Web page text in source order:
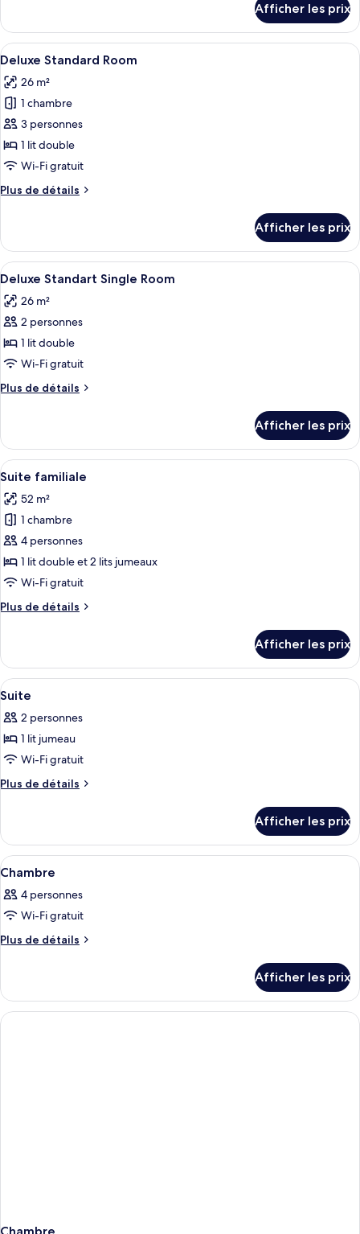
de
chambre :
Chambre
Chambre
Afficher les prix
Afficher
toutes
les
photos
pour
ce
type
chambre :
Room
Une chambre d’hôtel avec deux lits,
5
Deluxe Standard Room
26 m²
1 chambre
3 personnes
1 lit double
Wi-Fi gratuit
Plus de détails
Plus
Deluxe
Standard
Room
Afficher les prix
Afficher
toutes
les
photos
pour
ce
type
de
Deluxe
Standart
Single
Room
Une chambre d’hôtel avec deux lits,
5
Deluxe Standart Single Room
26 m²
2 personnes
1 lit double
Wi-Fi gratuit
Plus de détails
Plus
Deluxe
Standart
Single
Afficher les prix
Afficher
toutes
les
photos
pour
ce
type
chambre :
Une chambre d’hôtel avec deux
6
Suite familiale
52 m²
1 chambre
4 personnes
1 lit double et 2 lits jumeaux
Wi-Fi gratuit
Plus de détails
Plus
Suite
familiale
Afficher les prix
Afficher
toutes
les
photos
pour
ce
chambre :
Suite
Un salon moderne avec un
4
Suite
2 personnes
1 lit jumeau
Wi-Fi gratuit
Plus de détails
Plus
Suite
Afficher les prix
Afficher
toutes
les
photos
pour
de
chambre :
Une chambre d’hôtel avec un lit, un
1
Chambre
4 personnes
Wi-Fi gratuit
Plus de détails
Plus
Chambre
Afficher les prix